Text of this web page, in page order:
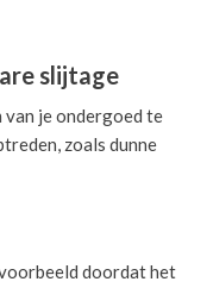
slijtage
van je ondergoed te
zoals dunne
doordat het